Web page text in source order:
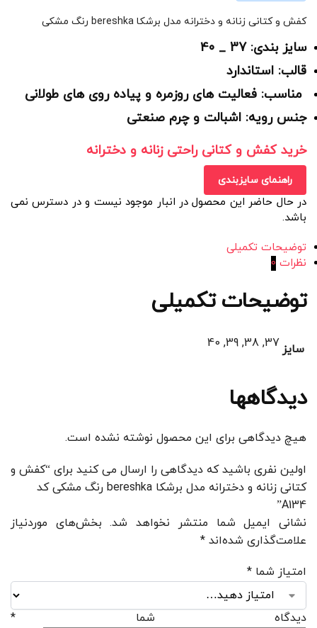
کفش و کتانی زنانه و دخترانه مدل برشکا bereshka رنگ مشکی
سایز بندی: 37 _ 40
قالب: استاندارد
مناسب: فعالیت های روزمره و پیاده روی های طولانی
جنس رویه: اشبالت و چرم صنعتی
خرید کفش و کتانی راحتی زنانه و دخترانه
راهنمای سایزبندی
در حال حاضر این محصول در انبار موجود نیست و در دسترس نمی
باشد.
توضیحات تکمیلی
نظرات 0
توضیحات تکمیلی
سایز 37, 38, 39, 40
دیدگاهها
هیچ دیدگاهی برای این محصول نوشته نشده است.
اولین نفری باشید که دیدگاهی را ارسال می کنید برای “کفش و
کتانی زنانه و دخترانه مدل برشکا bereshka رنگ مشکی کد
A134”
نشانی ایمیل شما منتشر نخواهد شد. بخش‌های موردنیاز
علامت‌گذاری شده‌اند *
امتیاز شما *
دیدگاه شما *